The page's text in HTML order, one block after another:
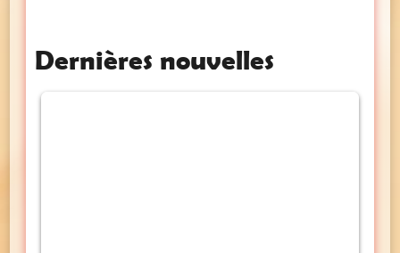
Dernières nouvelles